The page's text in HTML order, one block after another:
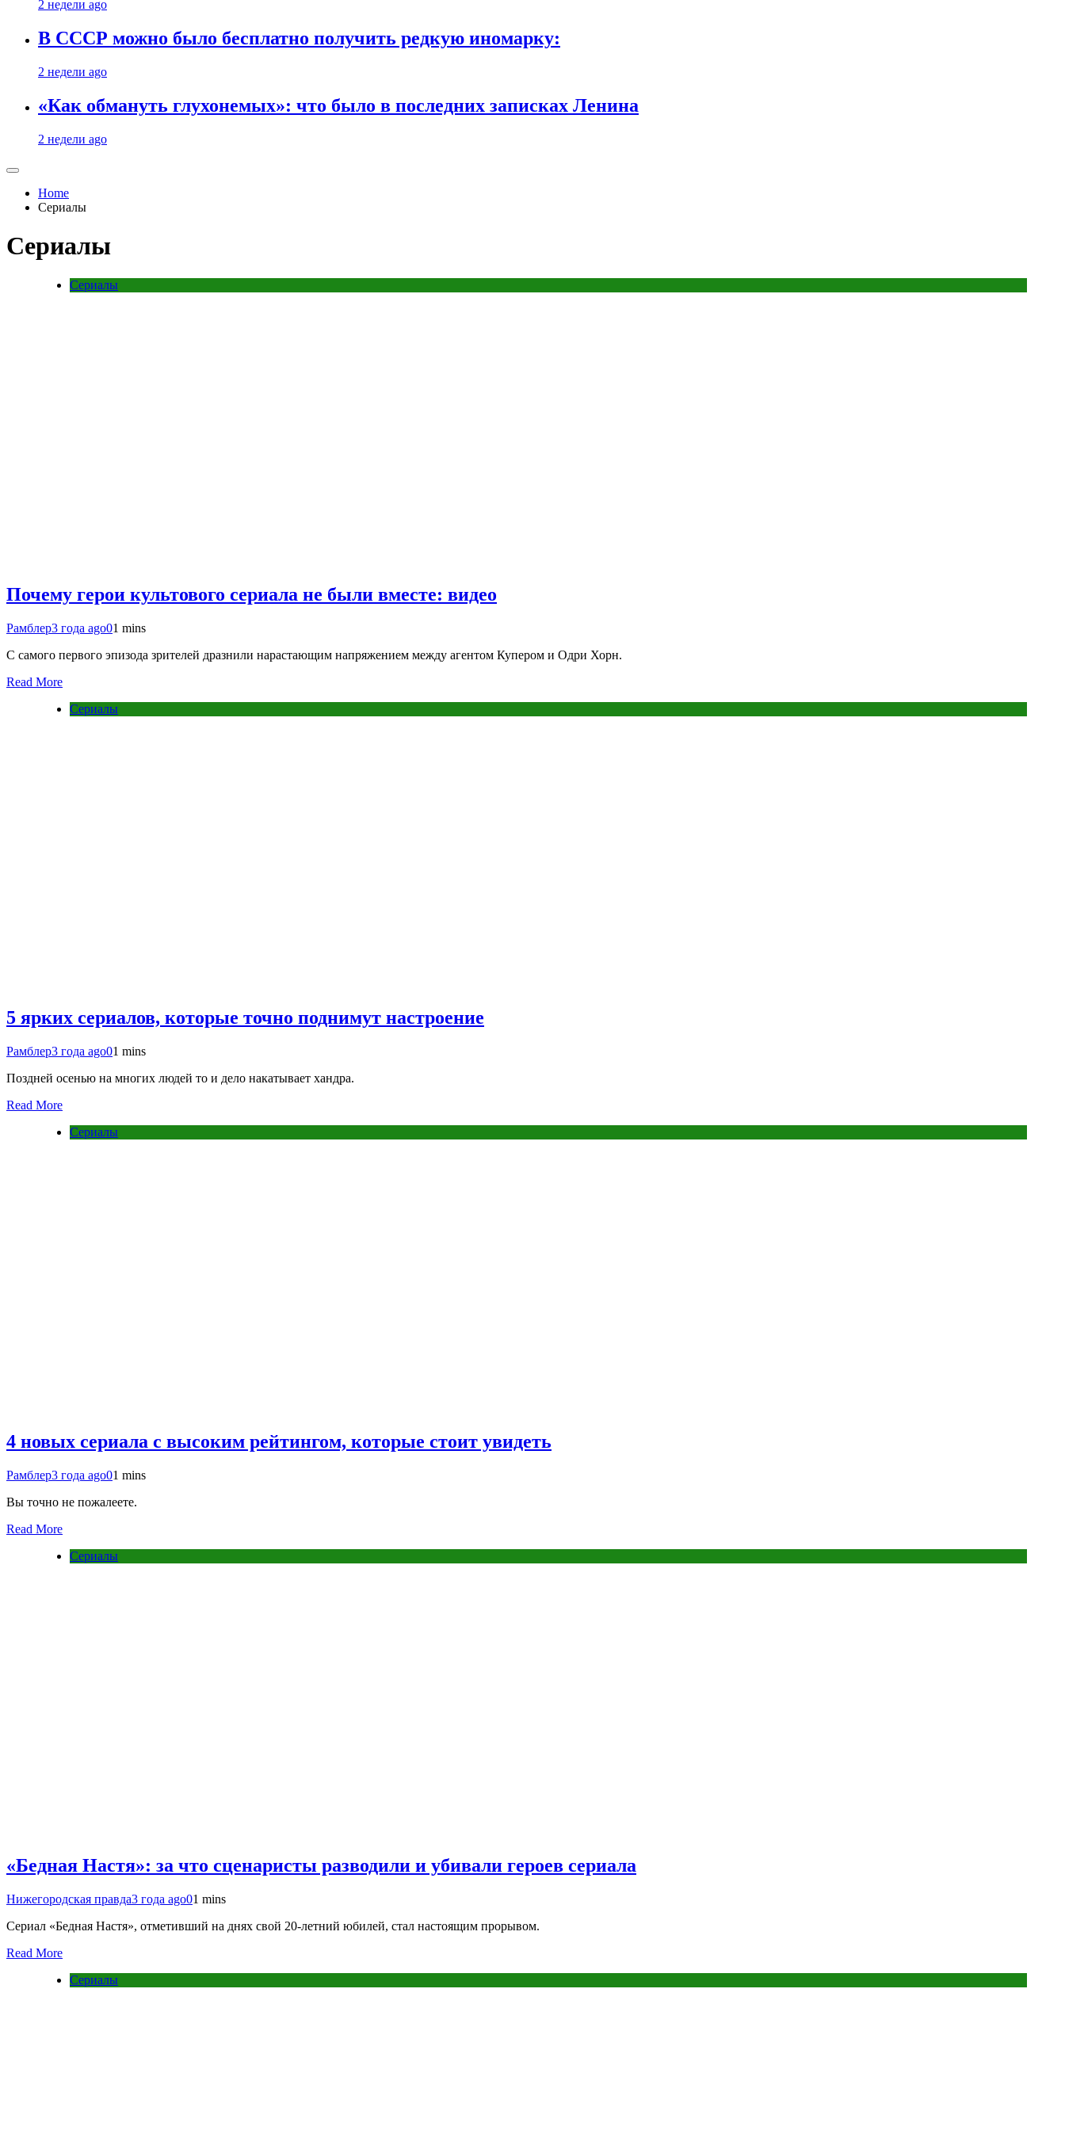
2 недели ago
В СССР можно было бесплатно получить редкую иномарку:
2 недели ago
«Как обмануть глухонемых»: что было в последних записках Ленина
2 недели ago
Home
Сериалы
Сериалы
Сериалы
Почему герои культового сериала не были вместе: видео
Рамблер3 года ago01 mins
С самого первого эпизода зрителей дразнили нарастающим напряжением между агентом Купером и Одри Хорн.
Read More
Сериалы
5 ярких сериалов, которые точно поднимут настроение
Рамблер3 года ago01 mins
Поздней осенью на многих людей то и дело накатывает хандра.
Read More
Сериалы
4 новых сериала с высоким рейтингом, которые стоит увидеть
Рамблер3 года ago01 mins
Вы точно не пожалеете.
Read More
Сериалы
«Бедная Настя»: за что сценаристы разводили и убивали героев сериала
Нижегородская правда3 года ago01 mins
Сериал «Бедная Настя», отметивший на днях свой 20-летний юбилей, стал настоящим прорывом.
Read More
Сериалы